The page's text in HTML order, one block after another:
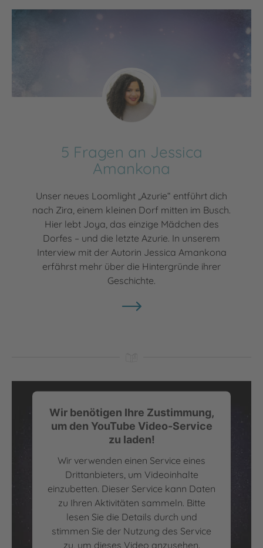
5 Fragen an Jessica
Amankona
Unser neues Loomlight „Azurie“ entführt dich
nach Zira, einem kleinen Dorf mitten im Busch.
Hier lebt Joya, das einzige Mädchen des
Dorfes – und die letzte Azurie. In unserem
Interview mit der Autorin Jessica Amankona
erfährst mehr über die Hintergründe ihrer
Geschichte.
Wir benötigen Ihre Zustimmung,
um den YouTube Video-Service
zu laden!
Wir verwenden einen Service eines
Drittanbieters, um Videoinhalte
einzubetten. Dieser Service kann Daten
zu Ihren Aktivitäten sammeln. Bitte
lesen Sie die Details durch und
stimmen Sie der Nutzung des Service
zu, um dieses Video anzusehen.
Azurie | Tochter aus Mondlicht und Tränen - Leseprobe: